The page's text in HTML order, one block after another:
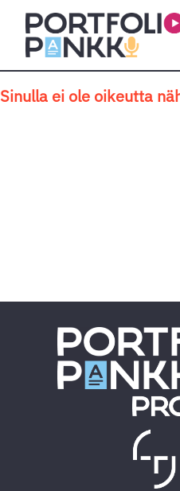
Siirry sisältöön
Sinulla ei ole oikeutta